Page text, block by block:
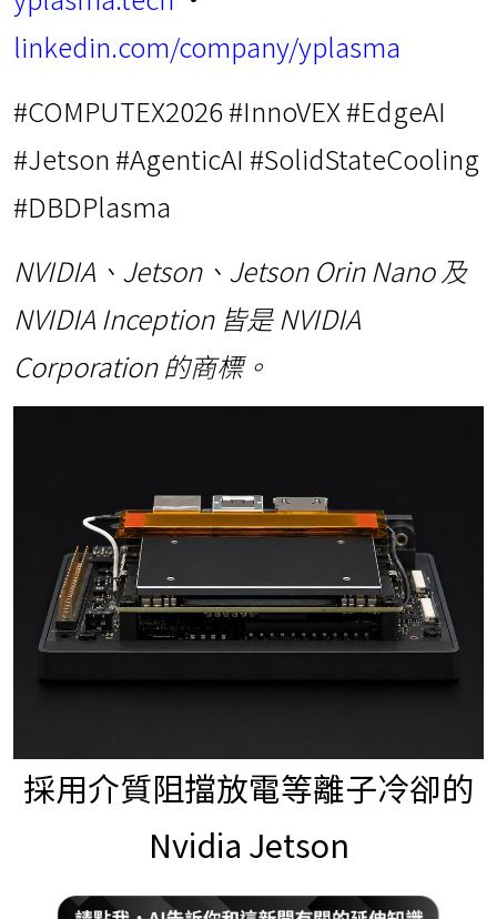
linkedin.com/company/yplasma
#COMPUTEX2026 #InnoVEX #EdgeAI
#Jetson #AgenticAI #SolidStateCooling
#DBDPlasma
NVIDIA、Jetson、Jetson Orin Nano 及
NVIDIA Inception 皆是 NVIDIA
Corporation 的商標。
採用介質阻擋放電等離子冷卻的
Nvidia Jetson